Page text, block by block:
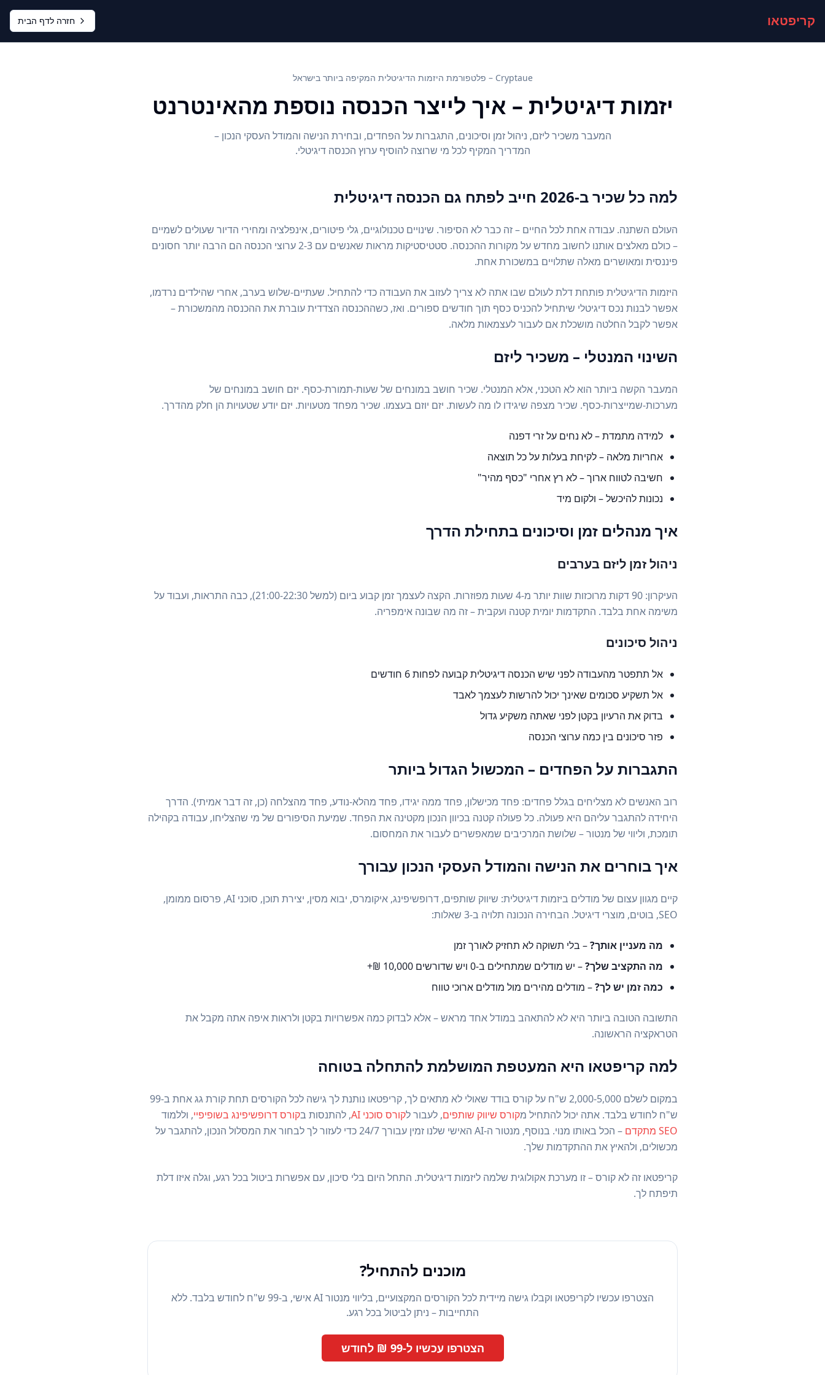
קריפטאו חזרה לדף הבית
Cryptaue – פלטפורמת היזמות הדיגיטלית המקיפה ביותר בישראל
יזמות דיגיטלית – איך לייצר הכנסה נוספת מהאינטרנט
המעבר משכיר ליזם, ניהול זמן וסיכונים, התגברות על הפחדים, ובחירת הנישה והמודל העסקי הנכון –
המדריך המקיף לכל מי שרוצה להוסיף ערוץ הכנסה דיגיטלי.
למה כל שכיר ב-2026 חייב לפתח גם הכנסה דיגיטלית
העולם השתנה. עבודה אחת לכל החיים – זה כבר לא הסיפור. שינויים טכנולוגיים, גלי פיטורים, אינפלציה ומחירי הדיור שעולים לשמיים
– כולם מאלצים אותנו לחשוב מחדש על מקורות ההכנסה. סטטיסטיקות מראות שאנשים עם 2-3 ערוצי הכנסה הם הרבה יותר חסונים
פיננסית ומאושרים מאלה שתלויים במשכורת אחת.
היזמות הדיגיטלית פותחת דלת לעולם שבו אתה לא צריך לעזוב את העבודה כדי להתחיל. שעתיים-שלוש בערב, אחרי שהילדים נרדמו,
אפשר לבנות נכס דיגיטלי שיתחיל להכניס כסף תוך חודשים ספורים. ואז, כשההכנסה הצדדית עוברת את ההכנסה מהמשכורת –
אפשר לקבל החלטה מושכלת אם לעבור לעצמאות מלאה.
השינוי המנטלי – משכיר ליזם
המעבר הקשה ביותר הוא לא הטכני, אלא המנטלי. שכיר חושב במונחים של שעות-תמורת-כסף. יזם חושב במונחים של
מערכות-שמייצרות-כסף. שכיר מצפה שיגידו לו מה לעשות. יזם יוזם בעצמו. שכיר מפחד מטעויות. יזם יודע שטעויות הן חלק מהדרך.
למידה מתמדת – לא נחים על זרי דפנה
אחריות מלאה – לקיחת בעלות על כל תוצאה
חשיבה לטווח ארוך – לא רץ אחרי "כסף מהיר"
נכונות להיכשל – ולקום מיד
איך מנהלים זמן וסיכונים בתחילת הדרך
ניהול זמן ליזם בערבים
העיקרון: 90 דקות מרוכזות שוות יותר מ-4 שעות מפוזרות. הקצה לעצמך זמן קבוע ביום (למשל 21:00-22:30), כבה התראות, ועבוד על
משימה אחת בלבד. התקדמות יומית קטנה ועקבית – זה מה שבונה אימפריה.
ניהול סיכונים
אל תתפטר מהעבודה לפני שיש הכנסה דיגיטלית קבועה לפחות 6 חודשים
אל תשקיע סכומים שאינך יכול להרשות לעצמך לאבד
בדוק את הרעיון בקטן לפני שאתה משקיע גדול
פזר סיכונים בין כמה ערוצי הכנסה
התגברות על הפחדים – המכשול הגדול ביותר
רוב האנשים לא מצליחים בגלל פחדים: פחד מכישלון, פחד ממה יגידו, פחד מהלא-נודע, פחד מהצלחה (כן, זה דבר אמיתי). הדרך
היחידה להתגבר עליהם היא פעולה. כל פעולה קטנה בכיוון הנכון מקטינה את הפחד. שמיעת הסיפורים של מי שהצליחו, עבודה בקהילה
תומכת, וליווי של מנטור – שלושת המרכיבים שמאפשרים לעבור את המחסום.
איך בוחרים את הנישה והמודל העסקי הנכון עבורך
קיים מגוון עצום של מודלים ביזמות דיגיטלית: שיווק שותפים, דרופשיפינג, איקומרס, יבוא מסין, יצירת תוכן, סוכני AI, פרסום ממומן,
SEO, בוטים, מוצרי דיגיטל. הבחירה הנכונה תלויה ב-3 שאלות:
מה מעניין אותך?– בלי תשוקה לא תחזיק לאורך זמן
מה התקציב שלך?– יש מודלים שמתחילים ב-0 ויש שדורשים 10,000 ₪+
כמה זמן יש לך?– מודלים מהירים מול מודלים ארוכי טווח
התשובה הטובה ביותר היא לא להתאהב במודל אחד מראש – אלא לבדוק כמה אפשרויות בקטן ולראות איפה אתה מקבל את
הטראקציה הראשונה.
למה קריפטאו היא המעטפת המושלמת להתחלה בטוחה
במקום לשלם 2,000-5,000 ש"ח על קורס בודד שאולי לא מתאים לך, קריפטאו נותנת לך גישה לכל הקורסים תחת קורת גג אחת ב-99
ש"ח לחודש בלבד. אתה יכול להתחיל מקורס שיווק שותפים, לעבור לקורס סוכני AI , להתנסות בקורס דרופשיפינג בשופיפיי, וללמוד
SEO מתקדם
– הכל באותו מנוי. בנוסף, מנטור ה-AI האישי שלנו זמין עבורך 24/7 כדי לעזור לך לבחור את המסלול הנכון, להתגבר על
מכשולים, ולהאיץ את ההתקדמות שלך.
קריפטאו זה לא קורס – זו מערכת אקולוגית שלמה ליזמות דיגיטלית. התחל היום בלי סיכון, עם אפשרות ביטול בכל רגע, וגלה איזו דלת
תיפתח לך.
מוכנים להתחיל?
הצטרפו עכשיו לקריפטאו וקבלו גישה מיידית לכל הקורסים המקצועיים, בליווי מנטור AI אישי, ב-99 ש"ח לחודש בלבד. ללא
התחייבות – ניתן לביטול בכל רגע.
הצטרפו עכשיו ל-99 ₪ לחודש